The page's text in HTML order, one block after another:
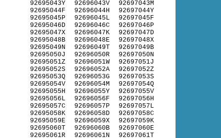
92695043Y
92695044F
92695045P
92695046D
92695047X
92695048B
92695049N
92695050J
92695051Z
92695052S
92695053Q
92695054V
92695055H
92695056L
92695057C
92695058K
92695059E
92695060T
92695061R
92696043V
92696044H
92696045L
92696046C
92696047K
92696048E
92696049T
92696050R
92696051W
92696052A
92696053G
92696054M
92696055Y
92696056F
92696057P
92696058D
92696059X
92696060B
92696061N
92697043M
92697044Y
92697045F
92697046P
92697047D
92697048X
92697049B
92697050N
92697051J
92697052Z
92697053S
92697054Q
92697055V
92697056H
92697057L
92697058C
92697059K
92697060E
92697061T